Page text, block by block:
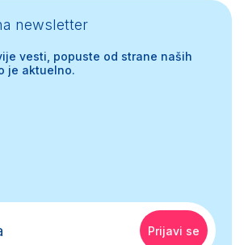
newsletter
vesti, popuste od strane naših
je aktuelno.